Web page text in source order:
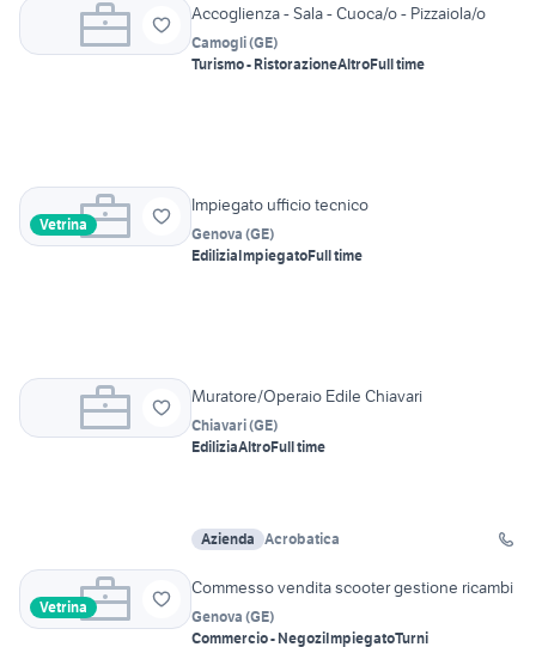
Accoglienza - Sala - Cuoca/o - Pizzaiola/o
Camogli(GE)
Turismo - RistorazioneAltroFull time
Vetrina
Impiegato ufficio tecnico
Genova (GE)
EdiliziaImpiegatoFull time
Muratore/Operaio Edile Chiavari
Chiavari(GE)
EdiliziaAltroFull time
Azienda Acrobatica
Vetrina
Commesso vendita scooter gestione ricambi
Genova (GE)
Commercio - NegoziImpiegatoTurni